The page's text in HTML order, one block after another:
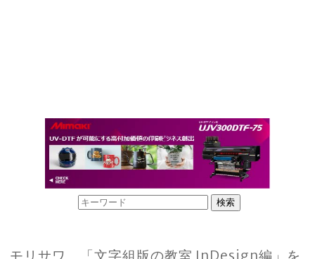
モリサワ 「文字組版の教室 InDesign編」を